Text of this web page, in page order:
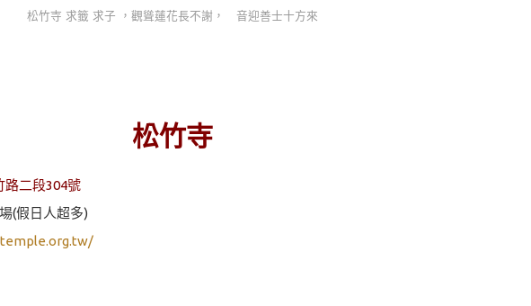
松竹寺 求籤 求子 ，觀聳蓮花長不謝， 音迎善士十方來
松竹寺
路二段304號
(假日人超多)